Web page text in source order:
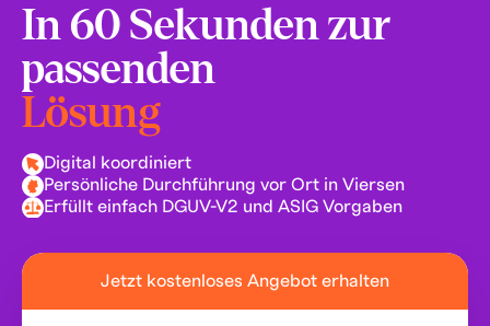
In 60 Sekunden zur
passenden
Lösung
Digital koordiniert
Persönliche Durchführung vor Ort in Viersen
Erfüllt einfach DGUV-V2 und ASIG Vorgaben
Jetzt kostenloses Angebot erhalten